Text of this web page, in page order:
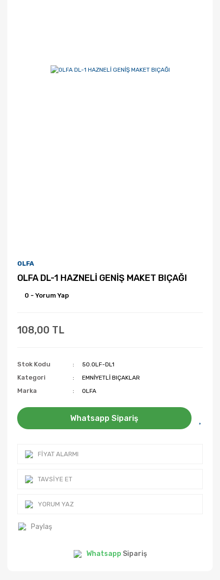
OLFA
OLFA DL-1 HAZNELİ GENİŞ MAKET BIÇAĞI
0 - Yorum Yap
108,00 TL
Stok Kodu 50.OLF-DL1
Kategori EMNİYETLİ BIÇAKLAR
Marka OLFA
Whatsapp Sipariş
FIYAT ALARMI
TAVSIYE ET
YORUM YAZ
Paylaş
Whatsapp Sipariş